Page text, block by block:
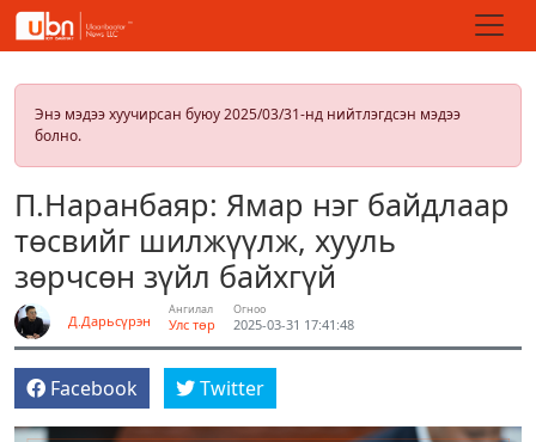
Энэ мэдээ хуучирсан буюу 2025/03/31-нд нийтлэгдсэн мэдээ
болно.
П.Наранбаяр: Ямар нэг байдлаар
төсвийг шилжүүлж, хууль
зөрчсөн зүйл байхгүй
Д.Дарьсүрэн
Ангилал
Улс төр
Огноо
2025-03-31 17:41:48
Facebook Twitter